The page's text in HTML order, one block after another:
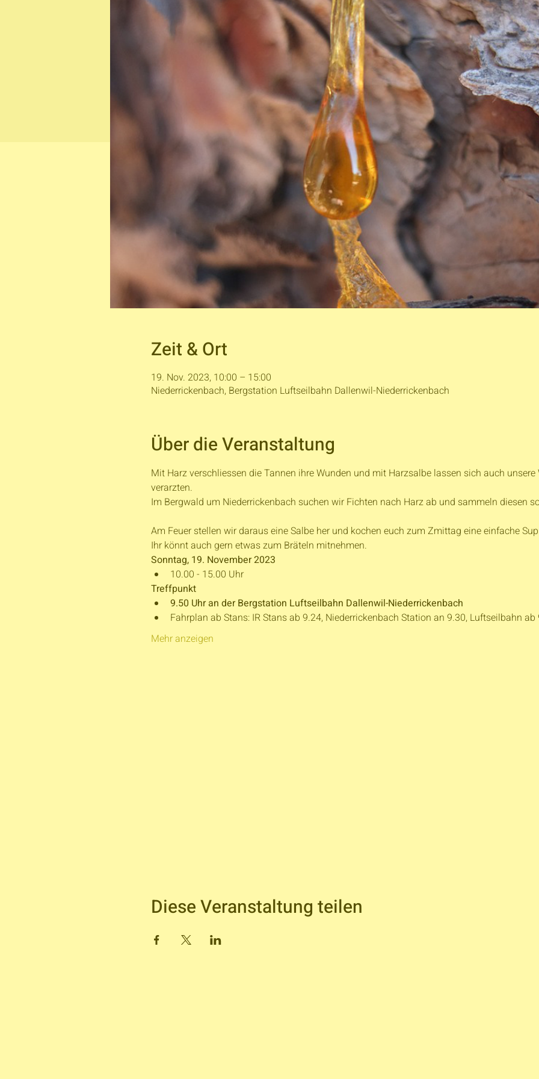
Zeit & Ort
19. Nov. 2023, 10:00 – 15:00
Niederrickenbach, Bergstation Luftseilbahn Dallenwil-Niederrickenbach
Über die Veranstaltung
Mit Harz verschliessen die Tannen ihre Wunden und mit Harzsalbe lassen sich auch
verarzten.
Im Bergwald um Niederrickenbach suchen wir Fichten nach Harz ab und sammeln diesen
Am Feuer stellen wir daraus eine Salbe her und kochen euch zum Zmittag eine einfache
Ihr könnt auch gern etwas zum Bräteln mitnehmen.
Sonntag, 19. November 2023
10.00 - 15.00 Uhr
Treffpunkt
9.50 Uhr an der Bergstation Luftseilbahn Dallenwil-Niederrickenbach
Fahrplan ab Stans: IR Stans ab 9.24, Niederrickenbach Station an 9.30, Luftseilbahn ab
Mehr anzeigen
Diese Veranstaltung teilen